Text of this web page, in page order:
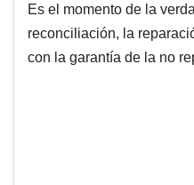
Es el momento de la
reconciliación, la
con la garantía de la no